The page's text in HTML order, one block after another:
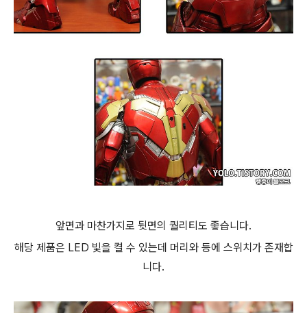
앞면과 마찬가지로 뒷면의 퀄리티도 좋습니다.
해당 제품은 LED 빛을 켤 수 있는데 머리와 등에 스위치가 존재합
니다.